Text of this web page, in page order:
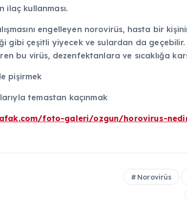
ilaç kullanması.
engelleyen norovirüs, hasta bir
gibi çeşitli yiyecek ve sulardan da geçebilir.
bu virüs, dezenfektanlara ve sıcaklığa
pişirmek
temastan kaçınmak
foto-galeri/ozgun/horovirus-
Norovirüs